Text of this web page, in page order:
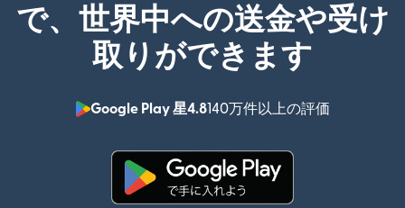
で、世界中への送金や受け
取りができます
Google Play 星4.8140万件以上の評価
（別ウィン